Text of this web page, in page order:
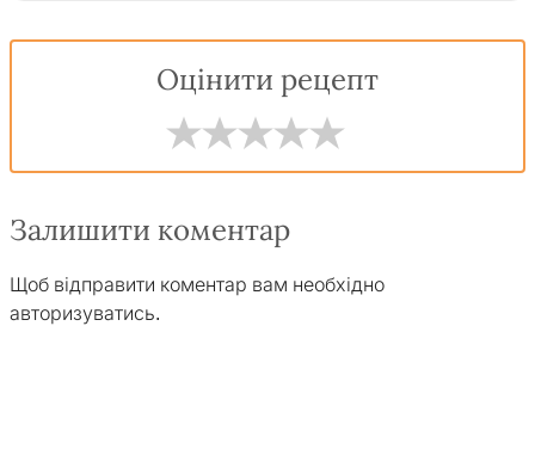
Оцінити рецепт
Залишити коментар
Щоб відправити коментар вам необхідно
авторизуватись.